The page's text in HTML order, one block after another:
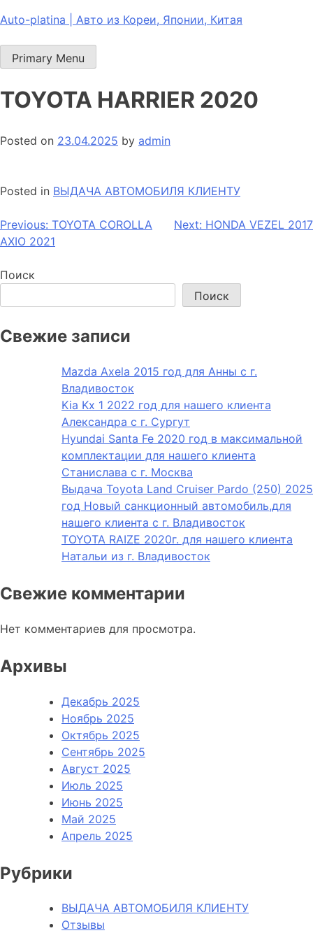
Skip
content
Auto-platina | Авто из Кореи, Японии, Китая
Primary Menu
TOYOTA HARRIER 2020
Posted on 23.04.2025 by admin
Posted in ВЫДАЧА АВТОМОБИЛЯ КЛИЕНТУ
Навигация
по
записям
Previous: TOYOTA COROLLA
AXIO 2021
Next: HONDA VEZEL 2017
Поиск
Поиск
Свежие записи
Mazda Axela 2015 год для Анны с г.
Владивосток
Kia Kx 1 2022 год для нашего клиента
Александра с г. Сургут
Hyundai Santa Fe 2020 год в максимальной
комплектации для нашего клиента
Станислава с г. Москва
Выдача Toyota Land Cruiser Pardo (250) 2025
год Новый санкционный автомобиль,для
нашего клиента с г. Владивосток
TOYOTA RAIZE 2020г. для нашего клиента
Натальи из г. Владивосток
Свежие комментарии
Нет комментариев для просмотра.
Архивы
Декабрь 2025
Ноябрь 2025
Октябрь 2025
Сентябрь 2025
Август 2025
Июль 2025
Июнь 2025
Май 2025
Апрель 2025
Рубрики
ВЫДАЧА АВТОМОБИЛЯ КЛИЕНТУ
Отзывы